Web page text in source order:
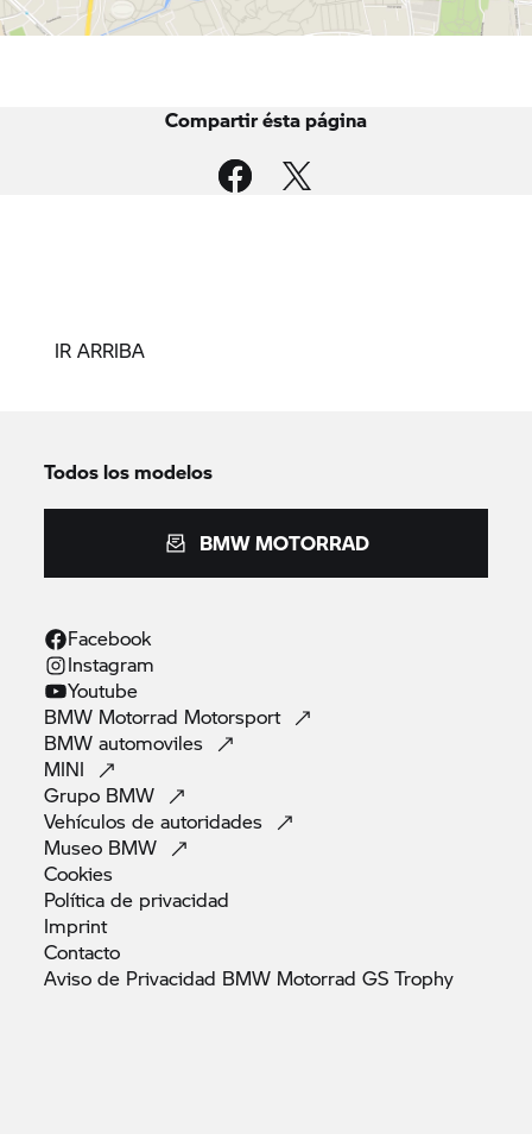
Compartir ésta página
IR ARRIBA
Todos los modelos
BMW MOTORRAD
Facebook
Instagram
Youtube
BMW Motorrad Motorsport
BMWautomoviles
MINI
Grupo BMW
Vehículos deautoridades
Museo BMW
Cookies
Política de privacidad
Imprint
Contacto
Aviso de Privacidad BMW Motorrad GSTrophy